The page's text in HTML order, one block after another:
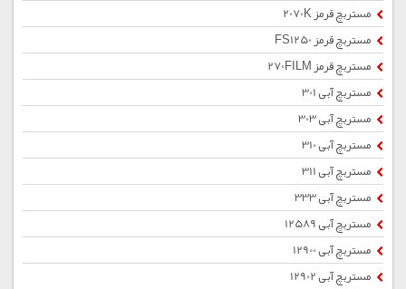
مستربچ قرمز 2070K
مستربچ قرمز FS1250
مستربچ قرمز 270FILM
مستربچ آبی 301
مستربچ آبی 303
مستربچ آبی 310
مستربچ آبی 311
مستربچ آبی 333
مستربچ آبی 12589
مستربچ آبی 12900
مستربچ آبی 12902